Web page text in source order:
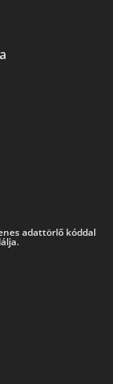
adattörlő kóddal